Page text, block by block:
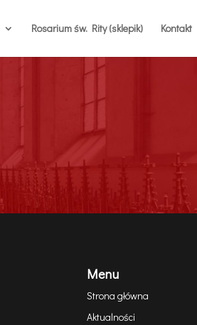
Rosarium św. Rity (sklepik) Kontakt
Menu
Strona główna
Aktualności